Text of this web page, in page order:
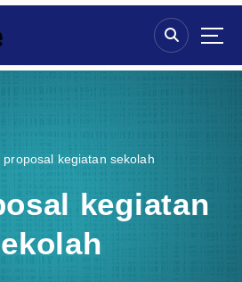
proposal kegiatan sekolah
kegiatan